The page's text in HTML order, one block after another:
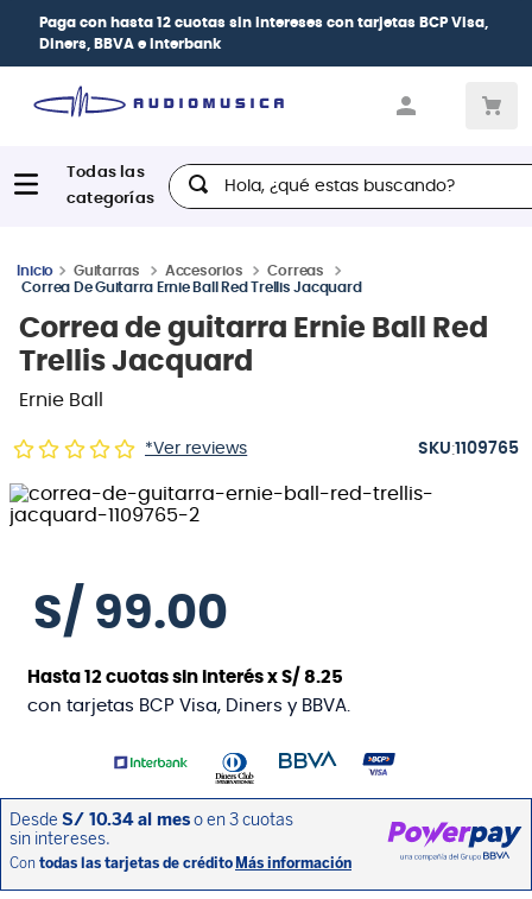
Paga con hasta 12 cuotas sin intereses con tarjetas BCP Visa,
Diners, BBVA e Interbank
Hola, ¿qué estas buscando?
Guitarras Accesorios
Correas
Correa De Guitarra Ernie Ball Red Trellis Jacquard
Correa de guitarra Ernie Ball Red
Trellis Jacquard
Ernie Ball
*Ver reviews :1109765
S/ 99.00
Hasta12 cuotas sin interés xS/ 8.25
con tarjetas BCP Visa, Diners y BBVA.